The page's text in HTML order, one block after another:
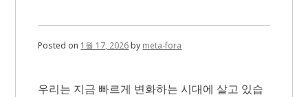
이
것
Posted on 1월 17, 2026by meta-fora
우리는 지금 빠르게 변화하는 시대에 살고 있습